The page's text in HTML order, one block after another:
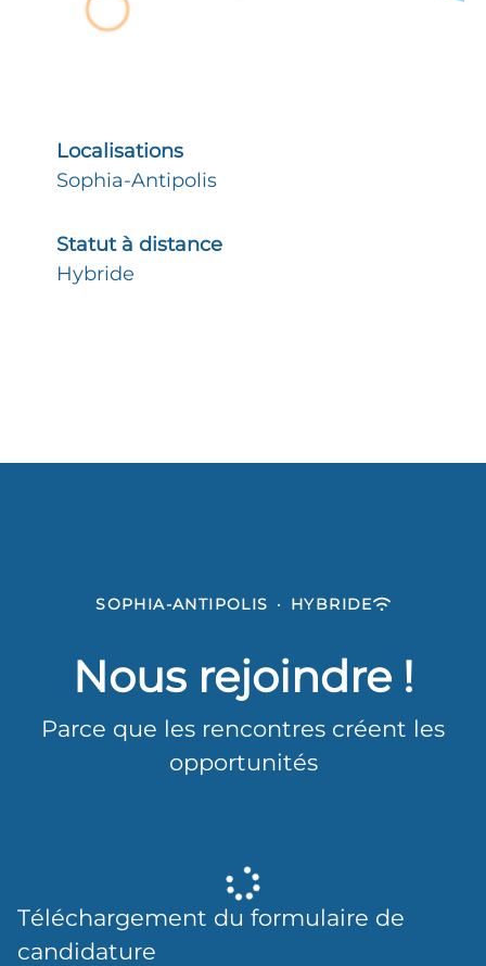
Localisations
Sophia-Antipolis
Statut à distance
Hybride
SOPHIA-ANTIPOLIS · HYBRIDE
Nous rejoindre !
Parce que les rencontres créent les
opportunités
Téléchargement du formulaire de
candidature